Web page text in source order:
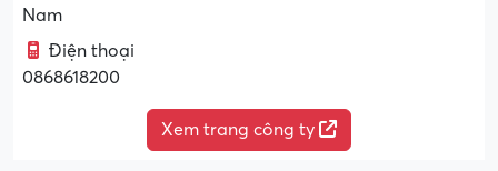
Nam
Điện thoại
0868618200
Xem trang công ty